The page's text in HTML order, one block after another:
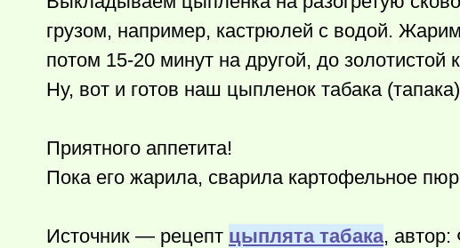
грузом, например, кастрюлей с водой.
потом 15-20 минут на другой, до золотистой
Ну, вот и готов наш цыпленок табака
Приятного аппетита!
Пока его жарила, сварила картофельное
Источник — рецепт цыплята табака,